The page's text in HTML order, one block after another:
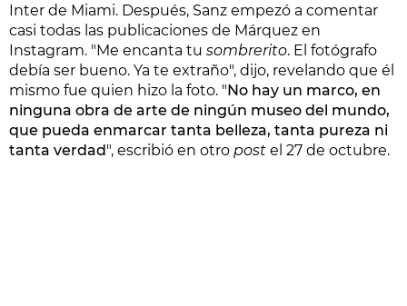
Inter de Miami. Después, Sanz empezó a comentar
casi todas las publicaciones de Márquez en
Instagram. "Me encanta tu sombrerito. El fotógrafo
debía ser bueno. Ya te extraño", dijo, revelando que él
mismo fue quien hizo la foto. "No hay un marco, en
ninguna obra de arte de ningún museo del mundo,
que pueda enmarcar tanta belleza, tanta pureza ni
tanta verdad", escribió en otro post el 27 de octubre.